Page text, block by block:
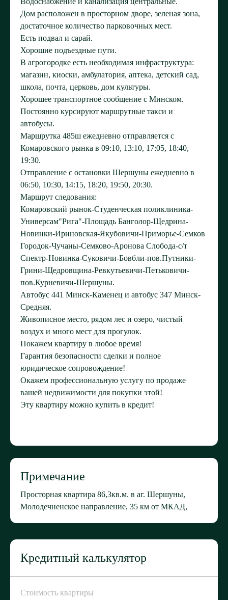
Дом расположен в просторном дворе, зеленая зона,
достаточное количество парковочных мест.
Есть подвал и сарай.
Хорошие подъездные пути.
В агрогородке есть необходимая инфраструктура:
магазин, киоски, амбулатория, аптека, детский сад,
школа, почта, церковь, дом культуры.
Хорошее транспортное сообщение с Минском.
Постоянно курсируют маршрутные такси и
автобусы.
Маршрутка 485ш ежедневно отправляется с
Комаровского рынка в 09:10, 13:10, 17:05, 18:40,
19:30.
Отправление с остановки Шершуны ежедневно в
06:50, 10:30, 14:15, 18:20, 19:50, 20:30.
Маршрут следования:
Комаровский рынок-Студенческая поликлиника-
Универсам"Рига"-Площадь Банголор-Щедрина-
Новинки-Ириновская-Якубовичи-Приморье-Семков
Городок-Чучаны-Семково-Аронова Слобода-с/т
Спектр-Новинка-Суковичи-Бовбли-пов.Путники-
Грини-Щедровщина-Ревкутьевичи-Петьковичи-
пов.Курневичи-Шершуны.
Автобус 441 Минск-Каменец и автобус 347 Минск-
Средняя.
Живописное место, рядом лес и озеро, чистый
воздух и много мест для прогулок.
Покажем квартиру в любое время!
Гарантия безопасности сделки и полное
юридическое сопровождение!
Окажем профессиональную услугу по продаже
вашей недвижимости для покупки этой!
Эту квартиру можно купить в кредит!
Примечание
Просторная квартира 86,3кв.м. в аг. Шершуны,
Молодечненское направление, 35 км от МКАД,
Кредитный калькулятор
Стоимость квартиры